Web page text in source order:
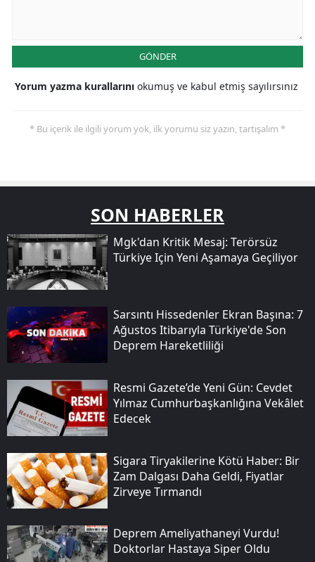
GÖNDER
Yorum yazma kurallarını okumuş ve kabul etmiş sayılırsınız
* Bu içerik ile ilgili yorum yok, ilk yorumu siz yazın, tartışalım *
SON HABERLER
Mgk'dan Kritik Mesaj: Terörsüz
Türkiye Için Yeni Aşamaya Geçiliyor
Sarsıntı Hissedenler Ekran Başına: 7
Ağustos Itibarıyla Türkiye'de Son
Deprem Hareketliliği
Resmi Gazete’de Yeni Gün: Cevdet
Yılmaz Cumhurbaşkanlığına Vekâlet
Edecek
Sigara Tiryakilerine Kötü Haber: Bir
Zam Dalgası Daha Geldi, Fiyatlar
Zirveye Tırmandı
Deprem Ameliyathaneyi Vurdu!
Doktorlar Hastaya Siper Oldu